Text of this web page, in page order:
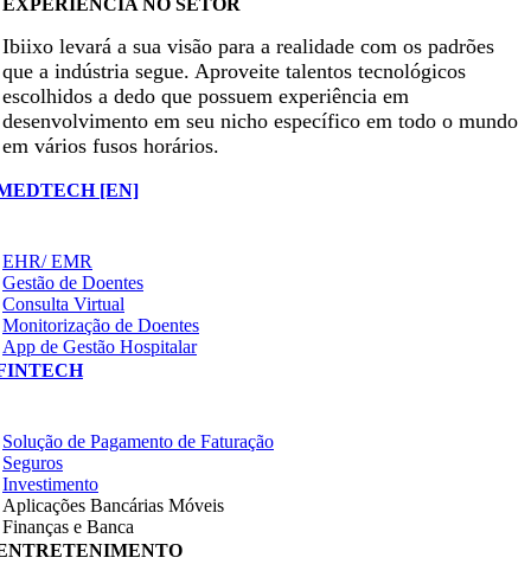
Ibiixo levará a sua visão para a realidade com os padrões
que a indústria segue. Aproveite talentos tecnológicos
escolhidos a dedo que possuem experiência em
desenvolvimento em seu nicho específico em todo o mundo
em vários fusos horários.
[EN]
EHR/ EMR
Gestão de Doentes
Consulta Virtual
Monitorização de Doentes
App de Gestão Hospitalar
Solução de Pagamento de Faturação
Seguros
Investimento
Aplicações Bancárias Móveis
Finanças e Banca